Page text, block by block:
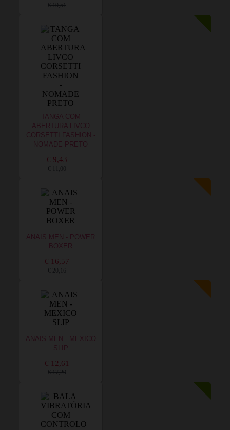
€ 19,51
TANGA COM
ABERTURA LIVCO
CORSETTI FASHION -
NOMADE PRETO
€ 9,43
€ 11,00
ANAIS MEN - POWER
BOXER
€ 16,57
€ 20,16
ANAIS MEN - MEXICO
SLIP
€ 12,61
€ 17,20